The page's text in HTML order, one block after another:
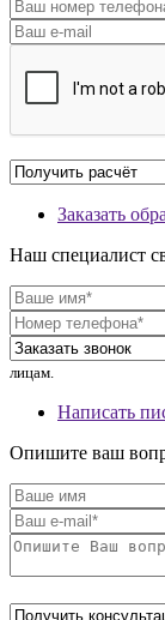
Заказать
Наш специалист
лицам.
Написать
Опишите ваш